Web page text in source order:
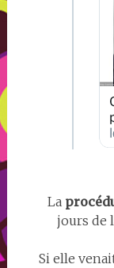
La
jours de
Si elle